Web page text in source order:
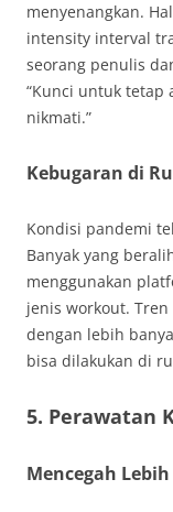
menyenangkan.
intensity interval
seorang penulis
“Kunci untuk tetap
nikmati.”
Kebugaran di
Kondisi pandemi
Banyak yang
menggunakan
jenis workout.
dengan lebih
bisa dilakukan di
5. Perawatan
Mencegah